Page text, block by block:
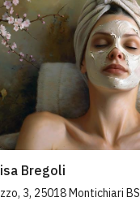
Bregoli
3, 25018 Montichiari BS